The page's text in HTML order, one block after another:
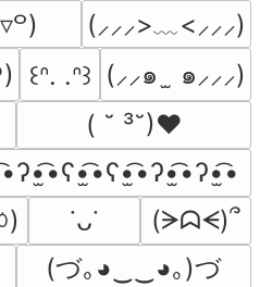
(⸝⸝⸝>﹏<⸝⸝⸝)
꒰ᐢ. .ᐢ꒱ (⸝⸝๑  ̫ ๑⸝⸝⸝)
( ˘ ³˘)♥
) ˙ᴗ˙
(ᗒᗣᗕ)՞
(づ｡◕‿‿◕｡)づ